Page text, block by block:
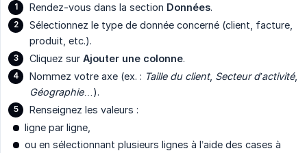
Rendez-vous dans la section Données.
Sélectionnez le type de donnée concerné (client, facture,
produit, etc.).
Cliquez sur Ajouter une colonne.
Nommez votre axe (ex. : Taille du client, Secteur d’activité,
Géographie…).
Renseignez les valeurs :
ligne par ligne,
ou en sélectionnant plusieurs lignes à l’aide des cases à